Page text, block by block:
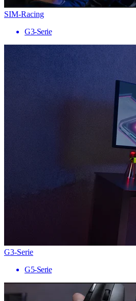
SIM-Racing
G3-Serie
G3-Serie
G5-Serie